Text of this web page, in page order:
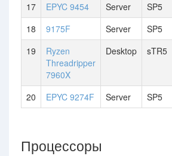
17
EPYC 9454 Server SP5
18
9175F Server SP5
19
Ryzen
Threadripper
7960X
Desktop sTR5
20 EPYC 9274F Server SP5
Процессоры